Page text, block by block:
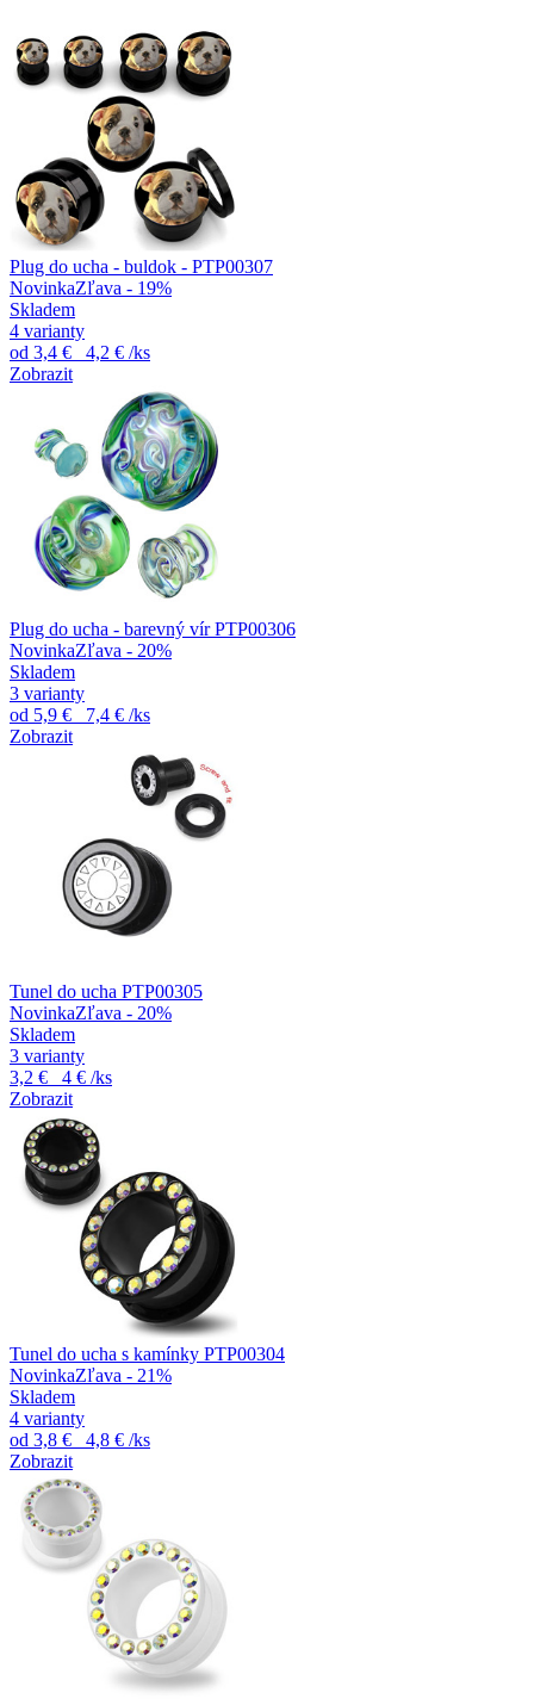
Plug do ucha - buldok - PTP00307
NovinkaZľava - 19%
Skladem
4 varianty
od 3,4 € 4,2 € /ks
Zobrazit
Plug do ucha - barevný vír PTP00306
NovinkaZľava - 20%
Skladem
3 varianty
od 5,9 € 7,4 € /ks
Zobrazit
Tunel do ucha PTP00305
NovinkaZľava - 20%
Skladem
3 varianty
3,2 €
4 € /ks
Zobrazit
Tunel do ucha s kamínky PTP00304
NovinkaZľava - 21%
Skladem
4 varianty
od 3,8 € 4,8 € /ks
Zobrazit